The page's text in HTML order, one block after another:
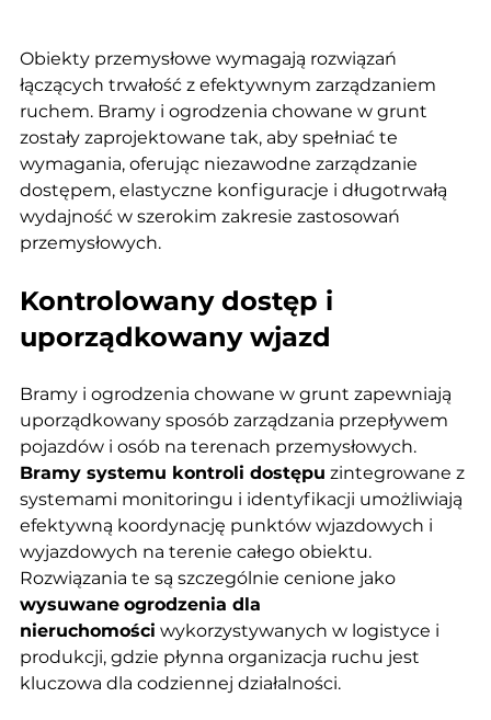
Obiekty przemysłowe wymagają rozwiązań
łączących trwałość z efektywnym zarządzaniem
ruchem. Bramy i ogrodzenia chowane w grunt
zostały zaprojektowane tak, aby spełniać te
wymagania, oferując niezawodne zarządzanie
dostępem, elastyczne konfiguracje i długotrwałą
wydajność w szerokim zakresie zastosowań
przemysłowych.
Kontrolowany dostęp i
uporządkowany wjazd
Bramy i ogrodzenia chowane w grunt zapewniają
uporządkowany sposób zarządzania przepływem
pojazdów i osób na terenach przemysłowych.
Bramy systemu kontroli dostępu zintegrowane z
systemami monitoringu i identyfikacji umożliwiają
efektywną koordynację punktów wjazdowych i
wyjazdowych na terenie całego obiektu.
Rozwiązania te są szczególnie cenione jako
wysuwane ogrodzenia dla
nieruchomości wykorzystywanych w logistyce i
produkcji, gdzie płynna organizacja ruchu jest
kluczowa dla codziennej działalności.